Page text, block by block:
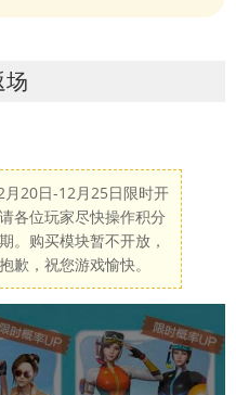
场
20日-12月25日限时开
各位玩家尽快操作积分
。购买模块暂不开放，
歉，祝您游戏愉快。